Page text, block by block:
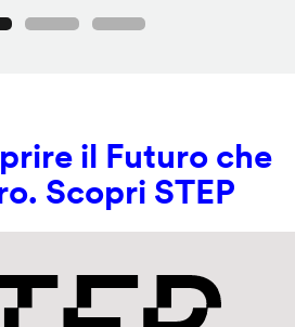
il Futuro che
Scopri STEP